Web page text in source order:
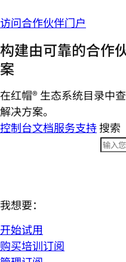
访问合作伙伴门户
构建由可靠的合作
案
在红帽® 生态系统目录中
解决方案。
控制台文档服务支持搜索
我想要：
开始试用
购买培训订阅